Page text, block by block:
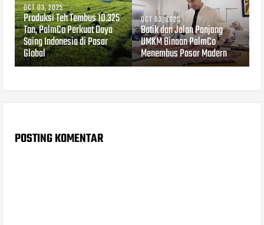
OCT 03, 2025
Produksi Teh Tembus 10.325
Ton, PalmCo Perkuat Daya
Saing Indonesia di Pasar
Global
OCT 03, 2025
Batik dan Jalan Panjang
UMKM Binaan PalmCo
Menembus Pasar Modern
POSTING KOMENTAR